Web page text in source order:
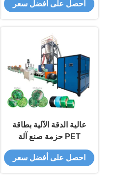
احصل على أفضل سعر
عالية الدقة الآلية بطاقة
PET حزمة صنع آلة
احصل على أفضل سعر